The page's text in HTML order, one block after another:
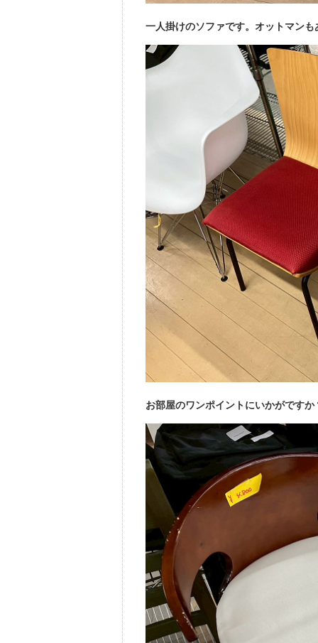
一人掛けのソファです。オットマンも
お部屋のワンポイントにいかがですか